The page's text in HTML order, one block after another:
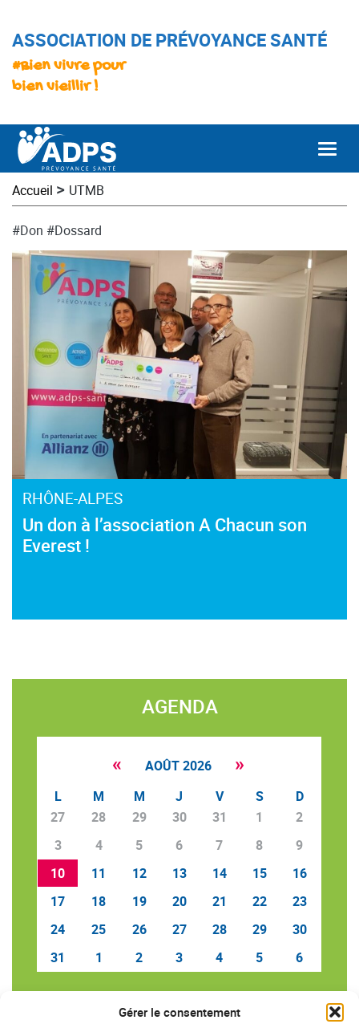
Gérer le consentement
ASSOCIATION DE PRÉVOYANCE SANTÉ
#Bien vivre pour
bien vieillir !
Accueil > UTMB
#Don #Dossard
RHÔNE-ALPES
Un don à l’association A Chacun son
Everest !
AGENDA
« AOÛT 2026 »
L M M J V S
D
27
28 29 30 31 1
2
3
4 5 6 7 8
9
10
11 12 13 14 15
16
17
18 19 20 21 22
23
24
25 26 27 28 29
30
31
1 2 3 4 5 6